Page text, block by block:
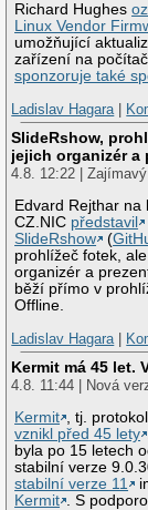
Richard Hughes
Linux Vendor
umožňující
zařízení na
sponzoruje také
Ladislav Hagara |
SlideRshow,
jejich organizér a
4.8. 12:22 |
Edvard Rejthar na
CZ.NIC představil
SlideRshow
(
prohlížeč fotek,
organizér a
běží přímo v
Offline.
Ladislav Hagara |
Kermit má 45 let.
4.8. 11:44 | Nová
Kermit , tj.
vznikl před 45 lety
byla po 15 letech
stabilní verze
stabilní verze 11
Kermit . S